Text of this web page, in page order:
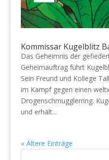
Kommissar Kugelblitz
Das Geheimnis der
Geheimauftrag führt
Sein Freund und Kollege
im Kampf gegen einen
Drogenschmugglerring.
und erhält...
« Ältere Einträge